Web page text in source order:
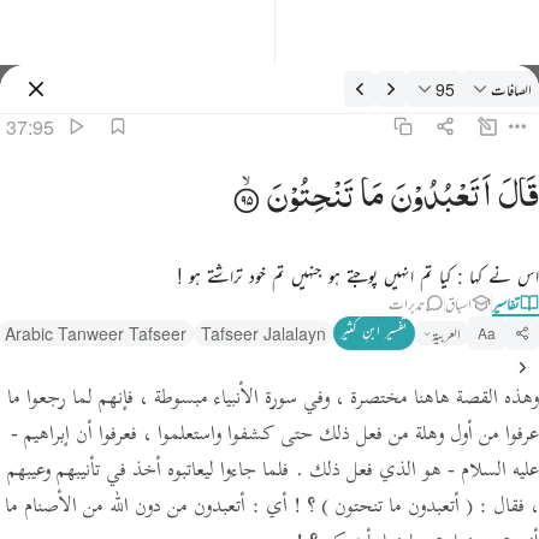
تفسیر: الصافات 37:95
الصافات 95
37:95
قال اتعبدون ما تنحتون ٩٥
قَالَ أَتَعْبُدُونَ مَا تَنْحِتُونَ ٩٥
قَالَاَتَعْبُدُوْنَمَاتَنْحِتُوْنَ
اس نے کہا : کیا تم انہیں پوجتے ہو جنہیں تم خود تراشتے ہو !
تفاسیر اسباق تدبرات
Aa العربية تفسیر ابنِ کثیر Tafseer Jalalayn
Arabic Tanweer Tafseer
وهذه القصة هاهنا مختصرة ، وفي سورة الأنبياء مبسوطة ، فإنهم لما رجعوا ما
عرفوا من أول وهلة من فعل ذلك حتى كشفوا واستعلموا ، فعرفوا أن إبراهيم -
عليه السلام - هو الذي فعل ذلك . فلما جاءوا ليعاتبوه أخذ في تأنيبهم وعيبهم
، فقال : ( أتعبدون ما تنحتون ) ؟ ! أي : أتعبدون من دون الله من الأصنام ما